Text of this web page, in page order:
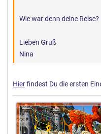
Wie war denn deine Reise?
Lieben Gruß
Nina
Hierfindest Du die ersten